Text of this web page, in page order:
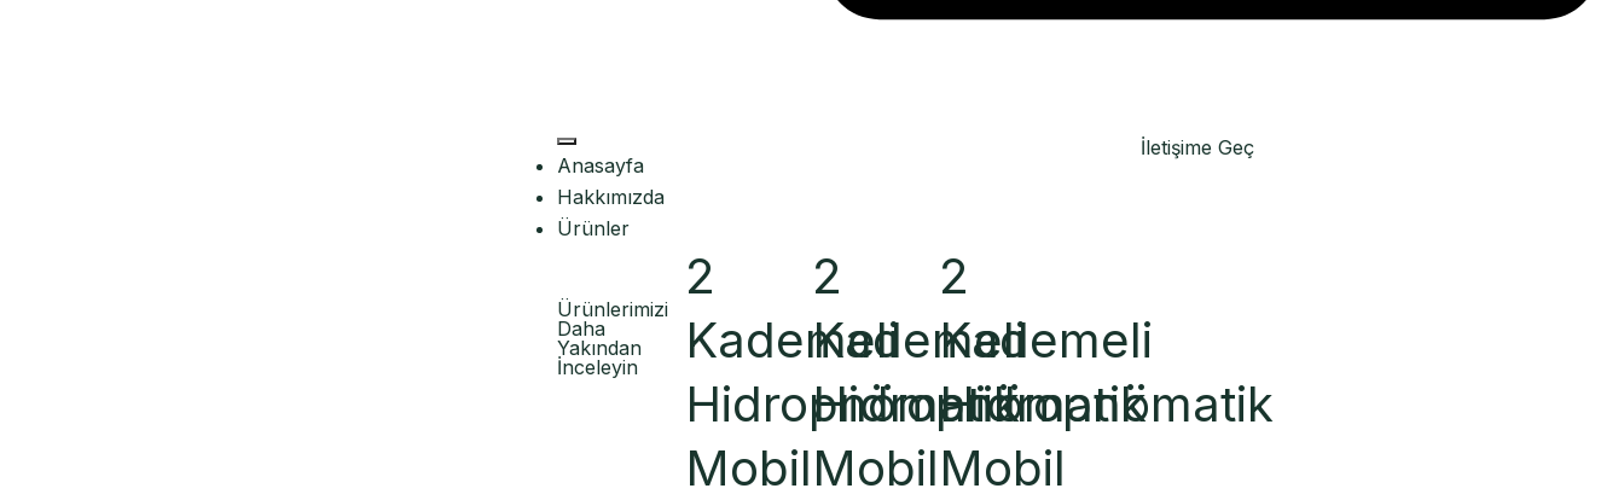
Anasayfa
Hakkımızda
Ürünler
Ürünlerimizi
Daha
Yakından
İnceleyin
2
Kademeli
Hidropnömatik
Mobil
2
Kademeli
Hidropnömatik
Mobil
2
Kademeli
Hidropnömatik
Mobil
İletişime Geç